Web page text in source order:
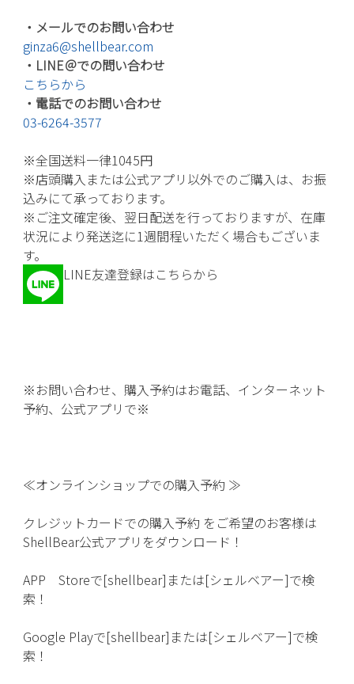
・メールでのお問い合わせ
ginza6@shellbear.com
・LINE＠での問い合わせ
こちらから
・電話でのお問い合わせ
03-6264-3577
※全国送料一律1045円
※店頭購入または公式アプリ以外でのご購入は、お振
込みにて承っております。
※ご注文確定後、翌日配送を行っておりますが、在庫
状況により発送迄に1週間程いただく場合もございま
す。
LINE友達登録はこちらから
※お問い合わせ、購入予約はお電話、インターネット
予約、 公式アプリで※
≪オンラインショップでの購入予約 ≫
クレジットカードでの購入予約 をご希望のお客様は
ShellBear公式アプリをダウンロード ！
APP Storeで[shellbear]または[シェルベアー]で検
索！
Google Playで[shellbear]または[シェルベアー]で検
索！